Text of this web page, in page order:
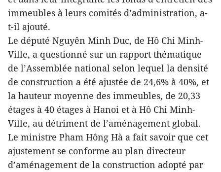
immeubles à leurs comités d’administration, a-
t-il ajouté.
Le député Nguyên Minh Duc, de Hô Chi Minh-
Ville, a questionné sur un rapport thématique
de l’Assemblée national selon lequel la densité
de construction a été ajustée de 24,6% à 40%, et
la hauteur moyenne des immeubles, de 20,33
étages à 40 étages à Hanoi et à Hô Chi Minh-
Ville, au détriment de l’aménagement global.
Le ministre Pham Hông Hà a fait savoir que cet
ajustement se conforme au plan directeur
d’aménagement de la construction adopté par